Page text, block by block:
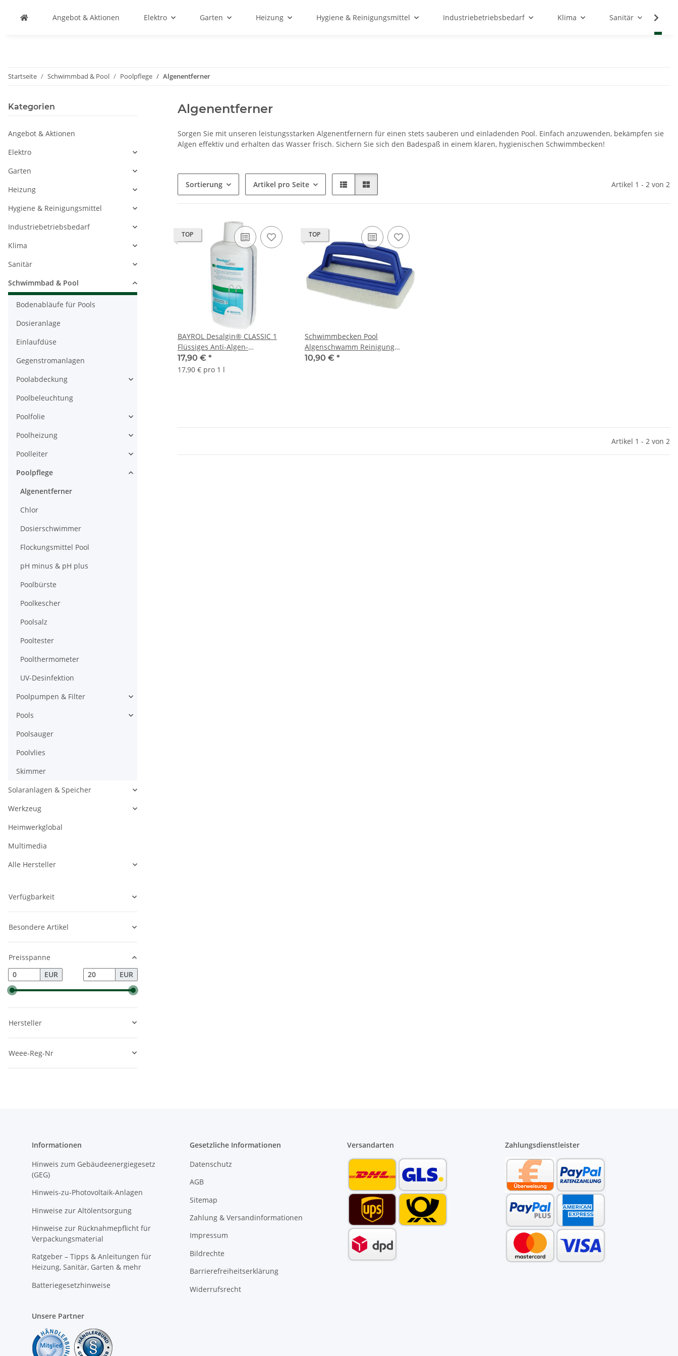
Angebot & Aktionen Elektro Garten Heizung Hygiene & Reinigungsmittel Industriebetriebsbedarf Klima Sanitär
Startseite Schwimmbad & Pool Poolpflege Algenentferner
Algenentferner
Sorgen Sie mit unseren leistungsstarken Algenentfernern für einen stets sauberen und einladenden Pool. Einfach anzuwenden, bekämpfen sie
Algen effektiv und erhalten das Wasser frisch. Sichern Sie sich den Badespaß in einem klaren, hygienischen Schwimmbecken!
Sortierung Artikel pro Seite Artikel 1 - 2 von 2
TOP
BAYROL Desalgin® CLASSIC 1
Flüssiges Anti-Algen-
Konzentrat1 L
17,90 € *
17,90 € pro 1 l
TOP
Schwimmbecken Pool
Algenschwamm Reinigung
Algenbürste mit Handgriff
10,90 € *
Artikel 1 - 2 von 2
Kategorien
Angebot & Aktionen
Elektro
Garten
Heizung
Hygiene & Reinigungsmittel
Industriebetriebsbedarf
Klima
Sanitär
Schwimmbad & Pool
Bodenabläufe für Pools
Dosieranlage
Einlaufdüse
Gegenstromanlagen
Poolabdeckung
Poolbeleuchtung
Poolfolie
Poolheizung
Poolleiter
Poolpflege
Algenentferner
Chlor
Dosierschwimmer
Flockungsmittel Pool
pH minus & pH plus
Poolbürste
Poolkescher
Poolsalz
Pooltester
Poolthermometer
UV-Desinfektion
Poolpumpen & Filter
Pools
Poolsauger
Poolvlies
Skimmer
Solaranlagen & Speicher
Werkzeug
Heimwerkglobal
Multimedia
Alle Hersteller
Verfügbarkeit
Besondere Artikel
Preisspanne
EUR
EUR
Hersteller
Weee-Reg-Nr
Informationen
Hinweis zum Gebäudeenergiegesetz
(GEG)
Hinweis-zu-Photovoltaik-Anlagen
Hinweise zur Altölentsorgung
Hinweise zur Rücknahmepflicht für
Verpackungsmaterial
Ratgeber – Tipps & Anleitungen für
Heizung, Sanitär, Garten & mehr
Batteriegesetzhinweise
Gesetzliche Informationen
Datenschutz
AGB
Sitemap
Zahlung & Versandinformationen
Impressum
Bildrechte
Barrierefreiheitserklärung
Widerrufsrecht
Versandarten Zahlungsdienstleister
Unsere Partner